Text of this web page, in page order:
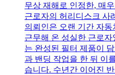
무상 재해로 인정한, 매
근로자의 허리디스크 사
의뢰인은 오랜 기간 자
근무해 온 성실한 근로
는 완성된 필터 제품이
과 밴딩 작업을 한 뒤 이
습니다. 수년간 이어진